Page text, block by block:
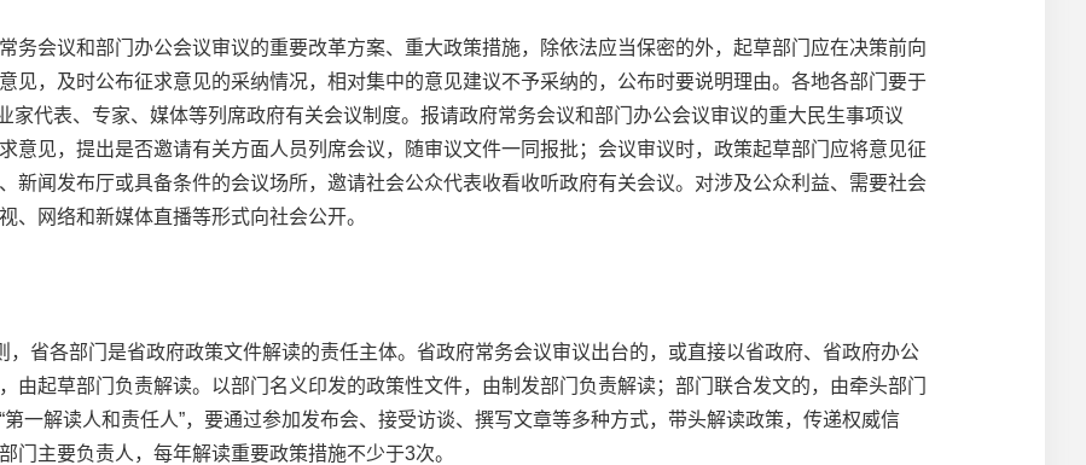
会议和部门办公会议审议的重要改革方案、重大政策措施，除依法应当保密的外，起草部门应在决策前向
见，及时公布征求意见的采纳情况，相对集中的意见建议不予采纳的，公布时要说明理由。各地各部门要于
家代表、专家、媒体等列席政府有关会议制度。报请政府常务会议和部门办公会议审议的重大民生事项议
意见，提出是否邀请有关方面人员列席会议，随审议文件一同报批；会议审议时，政策起草部门应将意见征
新闻发布厅或具备条件的会议场所，邀请社会公众代表收看收听政府有关会议。对涉及公众利益、需要社会
、网络和新媒体直播等形式向社会公开。
省各部门是省政府政策文件解读的责任主体。省政府常务会议审议出台的，或直接以省政府、省政府办公
由起草部门负责解读。以部门名义印发的政策性文件，由制发部门负责解读；部门联合发文的，由牵头部门
一解读人和责任人”，要通过参加发布会、接受访谈、撰写文章等多种方式，带头解读政策，传递权威信
门主要负责人，每年解读重要政策措施不少于3次。